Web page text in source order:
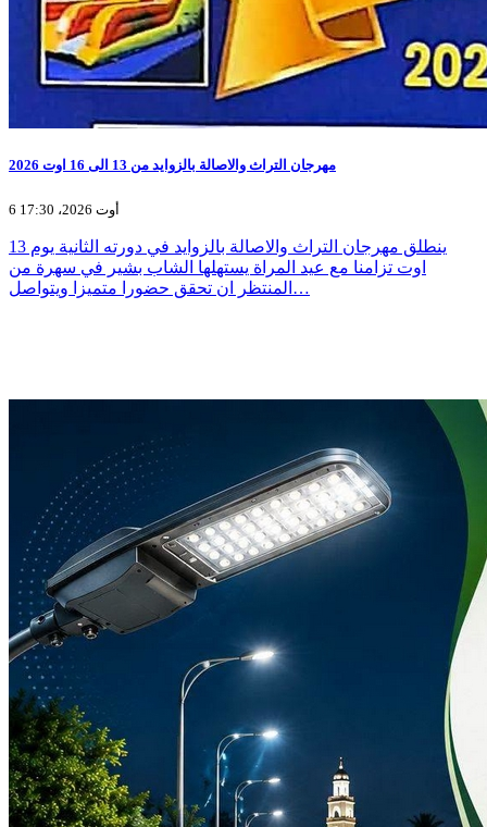
مهرجان التراث والاصالة بالزوايد من 13 الى 16 اوت 2026
6 أوت 2026، 17:30
ينطلق مهرجان التراث والاصالة بالزوايد في دورته الثانية يوم 13
اوت تزامنا مع عيد المراة يستهلها الشاب بشير في سهرة من
المنتظر ان تحقق حضورا متميزا ويتواصل…